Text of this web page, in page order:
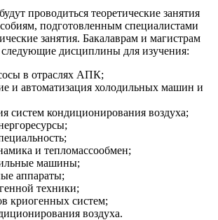
проводиться теоретические занятия
подготовленным специалистами
занятия. Бакалаврам и магистрам
дисциплины для изучения:
в отраслях АПК;
и автоматизация холодильных машин и
систем кондиционирования воздуха;
и тепломассообмен;
машины;
аппараты;
техники;
криогенных систем;
воздуха.